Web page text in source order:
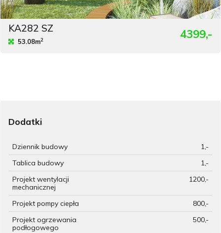
KA282 SZ
53.08m2 4399,-
Dodatki
Dziennik budowy
1,-
Tablica budowy
1,-
Projekt wentylacji
mechanicznej
1200,-
Projekt pompy ciepła
800,-
Projekt ogrzewania
podłogowego
500,-